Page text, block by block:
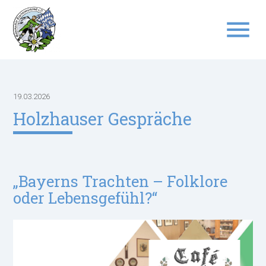
menu
19.03.2026
Holzhauser Gespräche
„Bayerns Trachten – Folklore
oder Lebensgefühl?“